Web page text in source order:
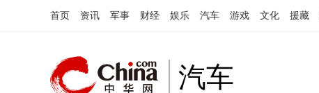
首页 资讯 军事 财经 娱乐 汽车 游戏 文化 援藏
汽车